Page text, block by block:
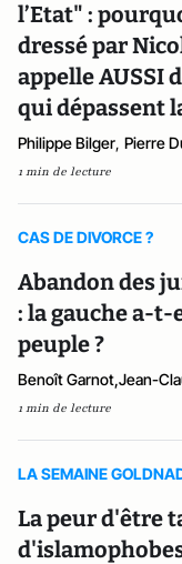
l’Etat" :
dressé par
appelle AUSSI
qui dépassent
Philippe Bilger, Pierre
1 min de lecture
CAS DE DIVORCE ?
Abandon des
: la gauche a-t-
peuple ?
Benoît Garnot,Jean-
1 min de lecture
LA SEMAINE
La peur d'être